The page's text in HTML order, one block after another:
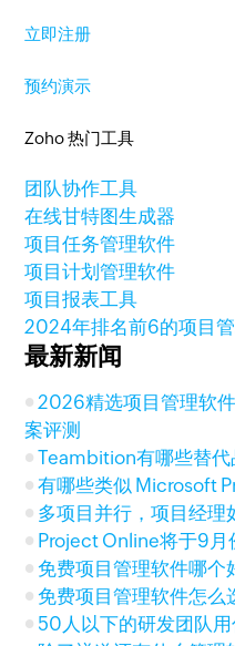
立即注册
预约演示
Zoho 热门工具
团队协作工具
在线甘特图生成器
项目任务管理软件
项目计划管理软件
项目报表工具
2024年排名前6的项目
最新新闻
2026精选项目管理软
案评测
Teambition有哪些替代
有哪些类似 Microsoft
多项目并行，项目经理
Project Online将于9月
免费项目管理软件哪个
免费项目管理软件怎么
50人以下的研发团队